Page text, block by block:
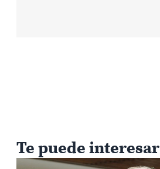
Te puede interesar